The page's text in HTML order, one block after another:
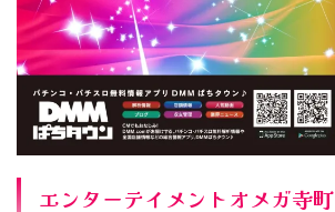
エンターテイメントオメガ寺町